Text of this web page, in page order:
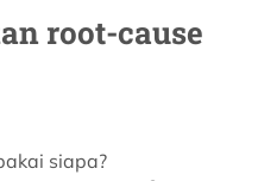
root-cause
siapa?